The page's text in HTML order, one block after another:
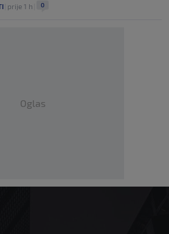
prije 1 h 0
Oglas